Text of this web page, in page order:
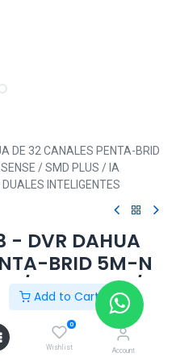
Add to Cart
0
Wishlist Account
DE 32 CANALES PENTA-BRID
/ SMD PLUS / IA
INTELIGENTES
- DVR DAHUA
BRID 5M-N
/ WIZSENSE /
/